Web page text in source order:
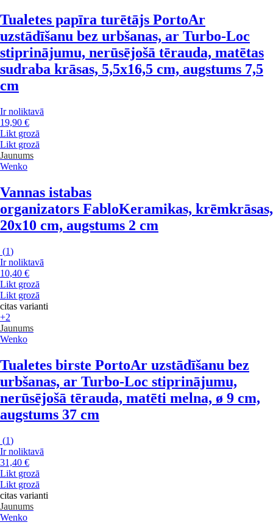
Tualetes papīra turētājs PortoAr
uzstādīšanu bez urbšanas, ar Turbo-Loc
stiprinājumu, nerūsējošā tērauda, matētas
sudraba krāsas, 5,5x16,5 cm, augstums 7,5
cm
Ir noliktavā
19,90 €
Likt grozā
Likt grozā
Jaunums
Wenko
Vannas istabas
organizators FabloKeramikas, krēmkrāsas,
20x10 cm, augstums 2 cm
(1)
Ir noliktavā
10,40 €
Likt grozā
Likt grozā
citas varianti
+2
Jaunums
Wenko
Tualetes birste PortoAr uzstādīšanu bez
urbšanas, ar Turbo-Loc stiprinājumu,
nerūsējošā tērauda, matēti melna, ø 9 cm,
augstums 37 cm
(1)
Ir noliktavā
31,40 €
Likt grozā
Likt grozā
citas varianti
Jaunums
Wenko